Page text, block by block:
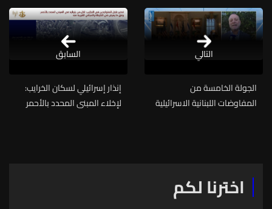
التالي
الجولة الخامسة من
المفاوضات اللبنانية الاسرائيلية
إنذار إسرائيلي لسكان الخرايب:
لإخلاء المبنى المحدد بالأحمر
السابق
اخترنا لكم